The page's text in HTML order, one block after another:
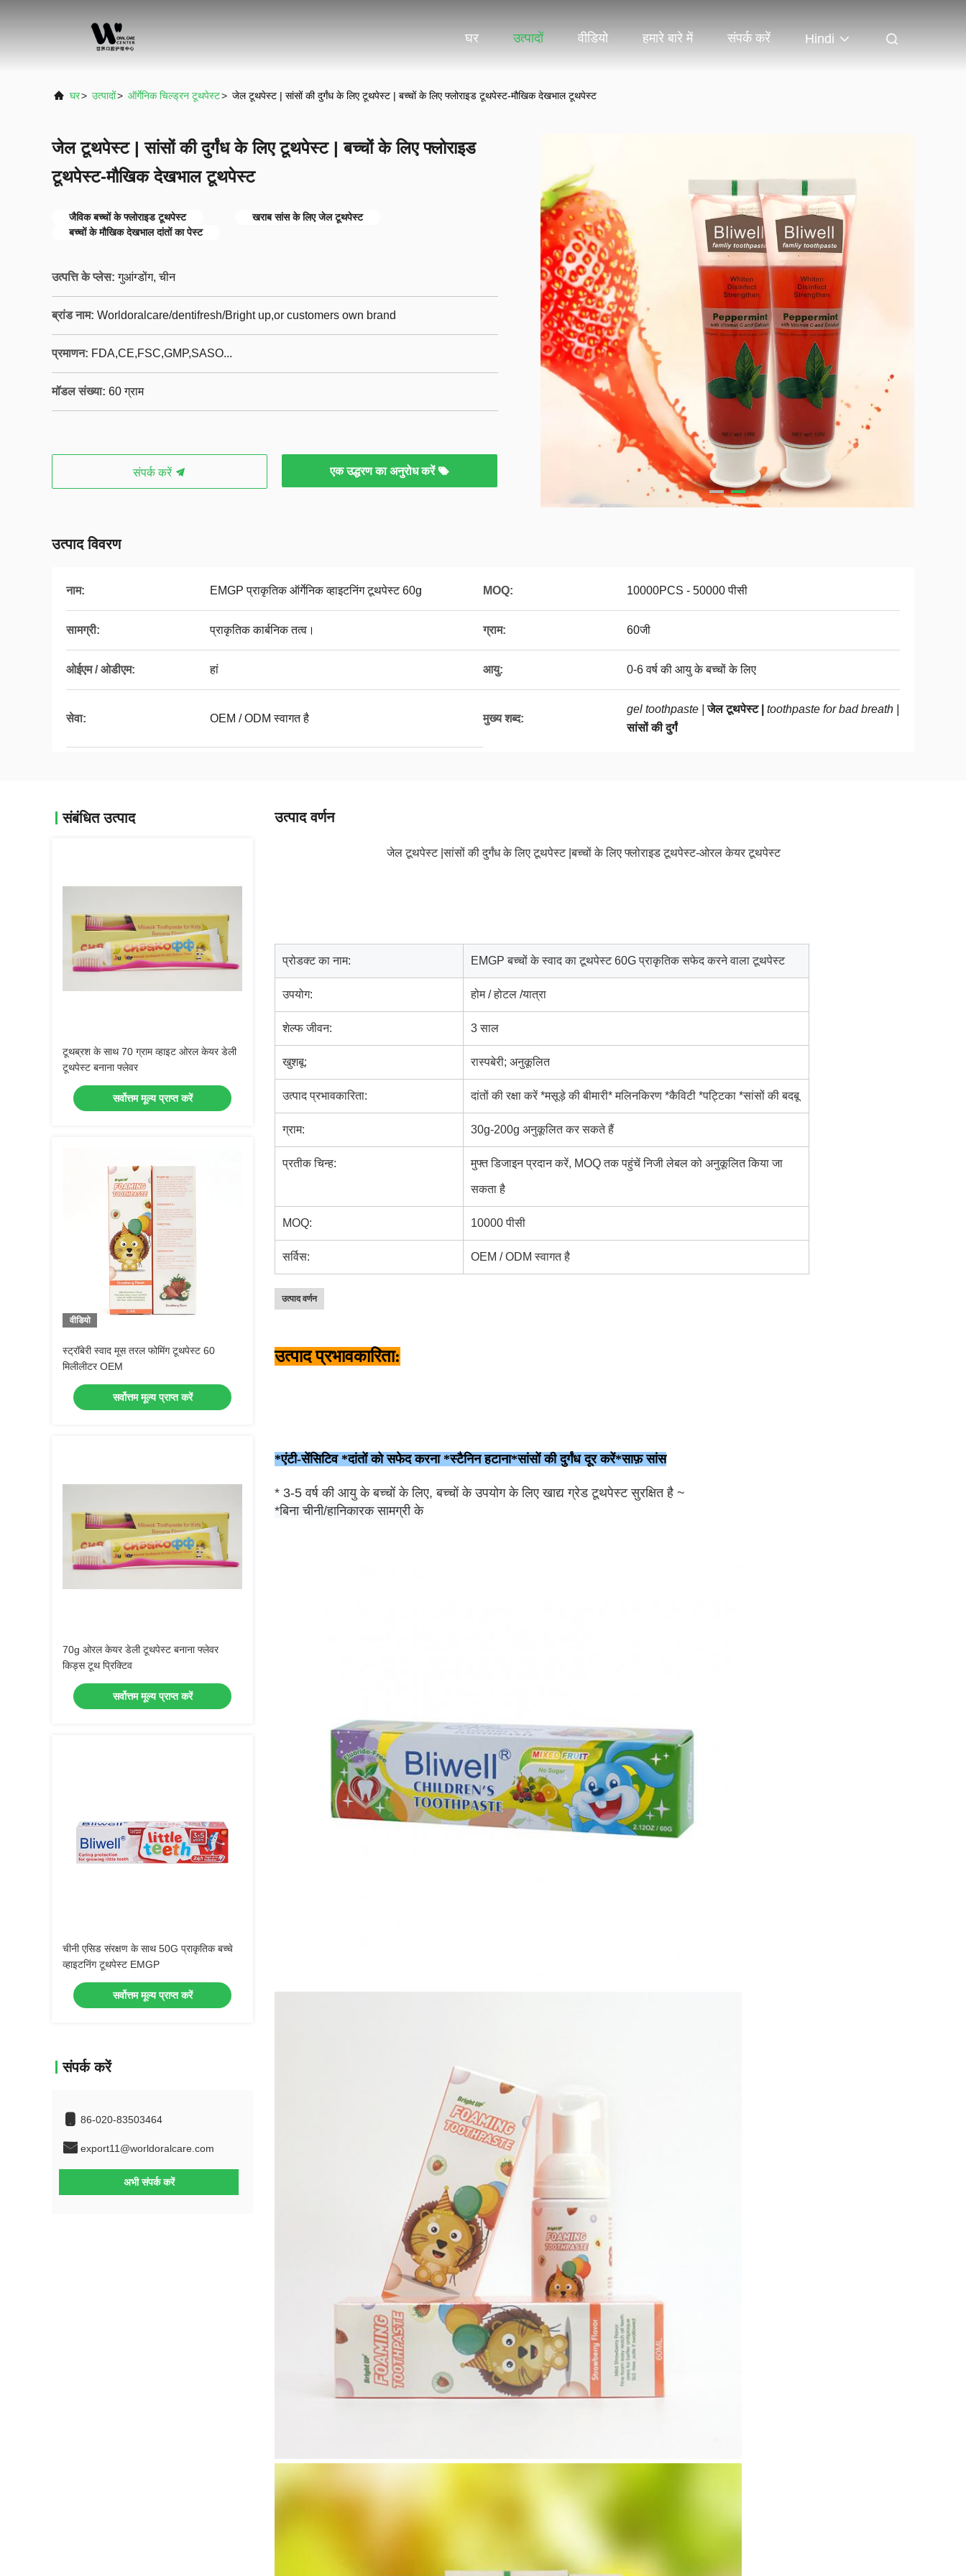
घर उत्पादों वीडियो हमारे बारे में संपर्क करें Hindi
घर> उत्पादों> ऑर्गेनिक चिल्ड्रन टूथपेस्ट> जेल टूथपेस्ट | सांसों की दुर्गंध के लिए टूथपेस्ट | बच्चों के लिए फ्लोराइड टूथपेस्ट-मौखिक देखभाल टूथपेस्ट
जेल टूथपेस्ट | सांसों की दुर्गंध के लिए टूथपेस्ट | बच्चों के लिए फ्लोराइड
टूथपेस्ट-मौखिक देखभाल टूथपेस्ट
जैविक बच्चों के फ्लोराइड टूथपेस्ट
खराब सांस के लिए जेल टूथपेस्ट
बच्चों के मौखिक देखभाल दांतों का पेस्ट
उत्पत्ति के प्लेस: गुआंग्डोंग, चीन
ब्रांड नाम: Worldoralcare/dentifresh/Bright up,or customers own brand
प्रमाणन: FDA,CE,FSC,GMP,SASO...
मॉडल संख्या: 60 ग्राम
संपर्क करें एक उद्धरण का अनुरोध करें
उत्पाद विवरण
नाम: EMGP प्राकृतिक ऑर्गेनिक व्हाइटनिंग टूथपेस्ट 60g MOQ: 10000PCS - 50000 पीसी
सामग्री: प्राकृतिक कार्बनिक तत्व। ग्राम: 60जी
ओईएम / ओडीएम: हां आयु: 0-6 वर्ष की आयु के बच्चों के लिए
सेवा: OEM / ODM स्वागत है मुख्य शब्द:
gel toothpaste | जेल टूथपेस्ट |
toothpaste for bad breath |
सांसों की दुर्गं
संबंधित उत्पाद
टूथब्रश के साथ 70 ग्राम व्हाइट ओरल केयर डेली
टूथपेस्ट बनाना फ्लेवर
सर्वोत्तम मूल्य प्राप्त करें
वीडियो
स्ट्रॉबेरी स्वाद मूस तरल फोमिंग टूथपेस्ट 60
मिलीलीटर OEM
सर्वोत्तम मूल्य प्राप्त करें
70g ओरल केयर डेली टूथपेस्ट बनाना फ्लेवर
किड्स टूथ प्रिक्टिव
सर्वोत्तम मूल्य प्राप्त करें
चीनी एसिड संरक्षण के साथ 50G प्राकृतिक बच्चे
व्हाइटनिंग टूथपेस्ट EMGP
सर्वोत्तम मूल्य प्राप्त करें
संपर्क करें
86-020-83503464
export11@worldoralcare.com
अभी संपर्क करें
उत्पाद वर्णन
जेल टूथपेस्ट |सांसों की दुर्गंध के लिए टूथपेस्ट |बच्चों के लिए फ्लोराइड टूथपेस्ट-ओरल केयर टूथपेस्ट
प्रोडक्ट का नाम: EMGP बच्चों के स्वाद का टूथपेस्ट 60G प्राकृतिक सफेद करने वाला टूथपेस्ट
उपयोग: होम / होटल /यात्रा
शेल्फ जीवन: 3 साल
खुशबू: रास्पबेरी; अनुकूलित
उत्पाद प्रभावकारिता: दांतों की रक्षा करें *मसूड़े की बीमारी* मलिनकिरण *कैविटी *पट्टिका *सांसों की बदबू
ग्राम: 30g-200g अनुकूलित कर सकते हैं
प्रतीक चिन्ह: मुफ्त डिजाइन प्रदान करें, MOQ तक पहुंचें निजी लेबल को अनुकूलित किया जा
सकता है
MOQ: 10000 पीसी
सर्विस: OEM / ODM स्वागत है
उत्पाद वर्णन
उत्पाद प्रभावकारिता:
*एंटी-सेंसिटिव *दांतों को सफेद करना *स्टैनिन हटाना*सांसों की दुर्गंध दूर करें*साफ़ सांस
* 3-5 वर्ष की आयु के बच्चों के लिए, बच्चों के उपयोग के लिए खाद्य ग्रेड टूथपेस्ट सुरक्षित है ~
*बिना चीनी/हानिकारक सामग्री के